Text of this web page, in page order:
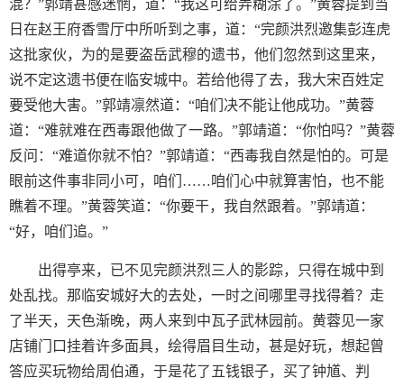
混？”郭靖甚感迷惘，道：“我这可给弄糊涂了。”黄蓉提到当
日在赵王府香雪厅中所听到之事，道：“完颜洪烈邀集彭连虎
这批家伙，为的是要盗岳武穆的遗书，他们忽然到这里来，
说不定这遗书便在临安城中。若给他得了去，我大宋百姓定
要受他大害。”郭靖凛然道：“咱们决不能让他成功。”黄蓉
道：“难就难在西毒跟他做了一路。”郭靖道：“你怕吗？”黄蓉
反问：“难道你就不怕？”郭靖道：“西毒我自然是怕的。可是
眼前这件事非同小可，咱们……咱们心中就算害怕，也不能
瞧着不理。”黄蓉笑道：“你要干，我自然跟着。”郭靖道：
“好，咱们追。”
出得亭来，已不见完颜洪烈三人的影踪，只得在城中到
处乱找。那临安城好大的去处，一时之间哪里寻找得着？走
了半天，天色渐晚，两人来到中瓦子武林园前。黄蓉见一家
店铺门口挂着许多面具，绘得眉目生动，甚是好玩，想起曾
答应买玩物给周伯通，于是花了五钱银子，买了钟馗、判